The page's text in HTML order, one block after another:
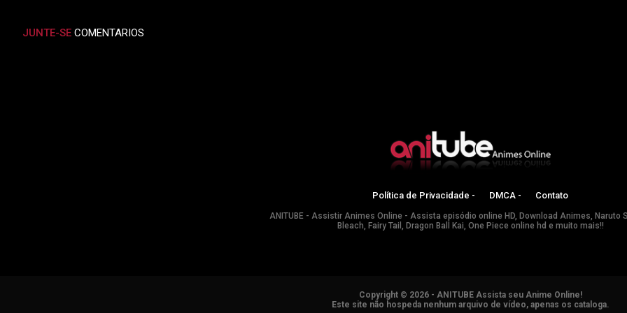
JUNTE-SE COMENTARIOS
Política de Privacidade - DMCA - Contato
ANITUBE - Assistir Animes Online - Assista episódio online HD, Download Animes, Naruto
Bleach, Fairy Tail, Dragon Ball Kai, One Piece online hd e muito mais!!
Copyright © 2026 - ANITUBE Assista seu Anime Online!
Este site não hospeda nenhum arquivo de vídeo, apenas os cataloga.